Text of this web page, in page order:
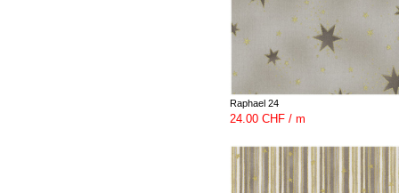
Raphael 24
24.00 CHF / m